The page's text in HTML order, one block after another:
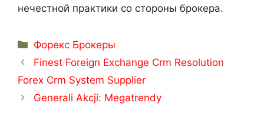
нечестной практики со стороны брокера.
Categorías
Форекс Брокеры
Finest Foreign Exchange Crm Resolution
Forex Crm System Supplier
Generali Akcji: Megatrendy